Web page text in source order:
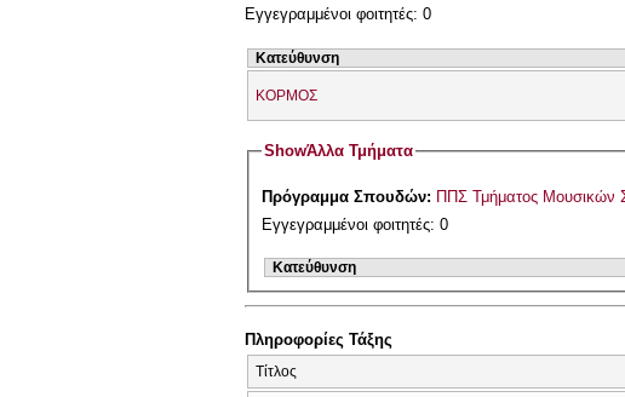
Εγγεγραμμένοι φοιτητές: 0
Κατεύθυνση
ΚΟΡΜΟΣ
ShowΆλλα Τμήματα
Πρόγραμμα Σπουδών: ΠΠΣ Τμήματος Μουσικών
Εγγεγραμμένοι φοιτητές: 0
Κατεύθυνση
Πληροφορίες Τάξης
Τίτλος